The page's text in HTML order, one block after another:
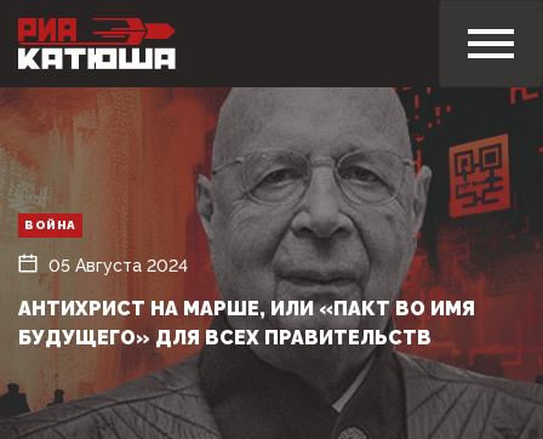
ВОЙНА
05 Августа 2024
АНТИХРИСТ НА МАРШЕ, ИЛИ «ПАКТ ВО ИМЯ
БУДУЩЕГО» ДЛЯ ВСЕХ ПРАВИТЕЛЬСТВ